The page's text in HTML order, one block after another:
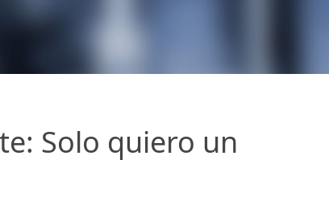
Solo quiero un